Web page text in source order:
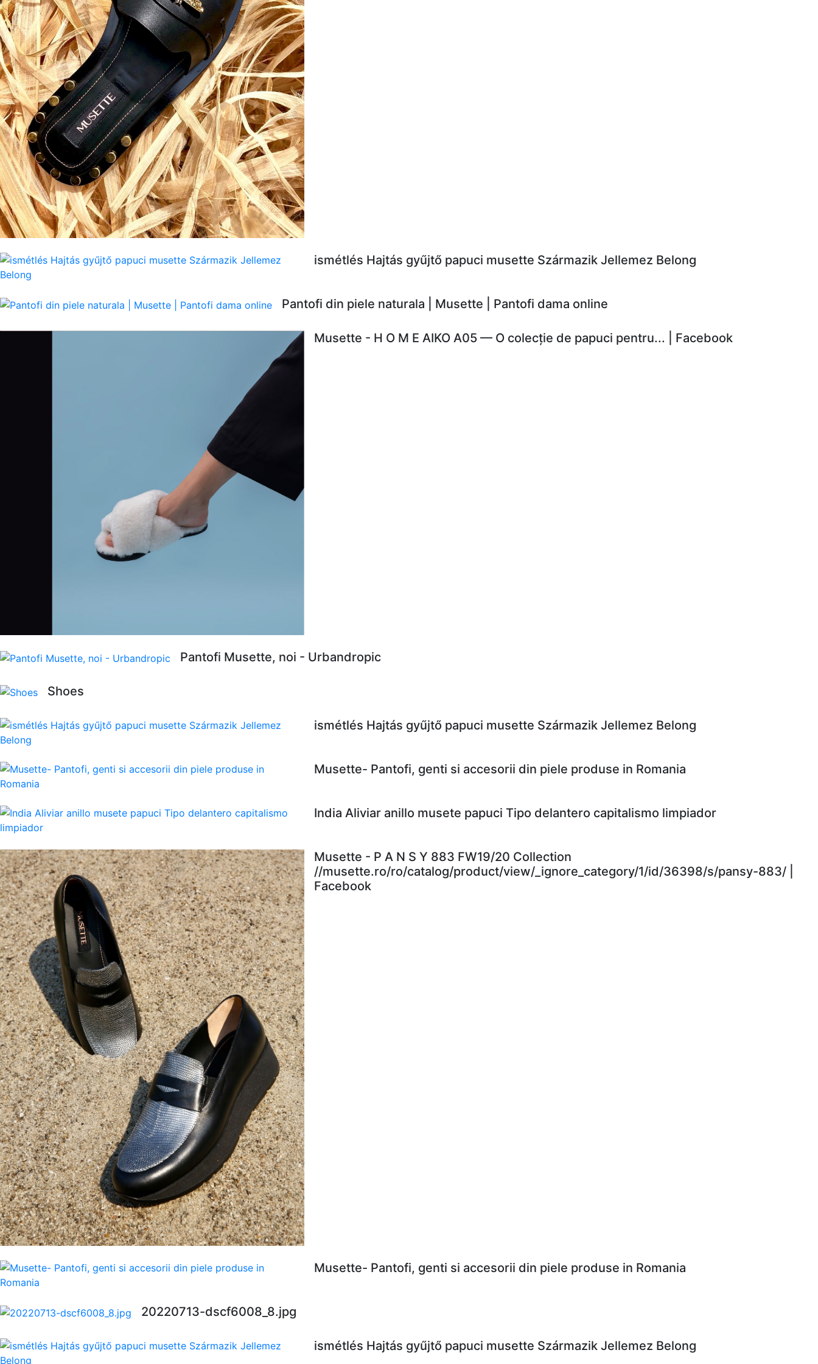
ismétlés Hajtás gyűjtő papuci musette Származik Jellemez Belong
Pantofi din piele naturala | Musette | Pantofi dama online
Musette - H O M E AIKO A05 — O colecție de papuci pentru... | Facebook
Pantofi Musette, noi - Urbandropic
Shoes
ismétlés Hajtás gyűjtő papuci musette Származik Jellemez Belong
Musette- Pantofi, genti si accesorii din piele produse in Romania
India Aliviar anillo musete papuci Tipo delantero capitalismo limpiador
Musette - P A N S Y 883 FW19/20 Collection
//musette.ro/ro/catalog/product/view/_ignore_category/1/id/36398/s/pansy-883/ |
Facebook
Musette- Pantofi, genti si accesorii din piele produse in Romania
20220713-dscf6008_8.jpg
ismétlés Hajtás gyűjtő papuci musette Származik Jellemez Belong